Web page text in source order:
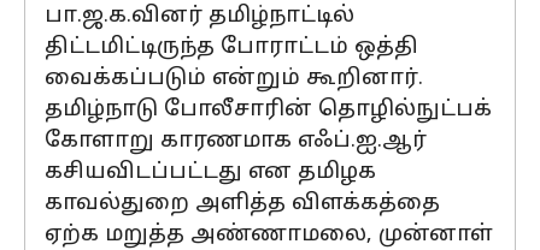
பா.ஜ.க.வினர் தமிழ்நாட்டில்
திட்டமிட்டிருந்த போராட்டம் ஒத்தி
வைக்கப்படும் என்றும் கூறினார்.
தமிழ்நாடு போலீசாரின் தொழில்நுட்பக்
கோளாறு காரணமாக எஃப்.ஐ.ஆர்
கசியவிடப்பட்டது என தமிழக
காவல்துறை அளித்த விளக்கத்தை
ஏற்க மறுத்த அண்ணாமலை, முன்னாள்